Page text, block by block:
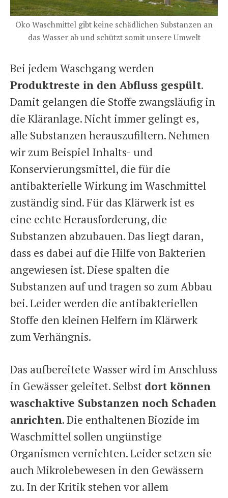
Öko Waschmittel gibt keine schädlichen Substanzen an
das Wasser ab und schützt somit unsere Umwelt
Bei jedem Waschgang werden
Produktreste in den Abfluss gespült.
Damit gelangen die Stoffe zwangsläufig in
die Kläranlage. Nicht immer gelingt es,
alle Substanzen herauszufiltern. Nehmen
wir zum Beispiel Inhalts- und
Konservierungsmittel, die für die
antibakterielle Wirkung im Waschmittel
zuständig sind. Für das Klärwerk ist es
eine echte Herausforderung, die
Substanzen abzubauen. Das liegt daran,
dass es dabei auf die Hilfe von Bakterien
angewiesen ist. Diese spalten die
Substanzen auf und tragen so zum Abbau
bei. Leider werden die antibakteriellen
Stoffe den kleinen Helfern im Klärwerk
zum Verhängnis.
Das aufbereitete Wasser wird im Anschluss
in Gewässer geleitet. Selbst dort können
waschaktive Substanzen noch Schaden
anrichten. Die enthaltenen Biozide im
Waschmittel sollen ungünstige
Organismen vernichten. Leider setzen sie
auch Mikrolebewesen in den Gewässern
zu. In der Kritik stehen vor allem